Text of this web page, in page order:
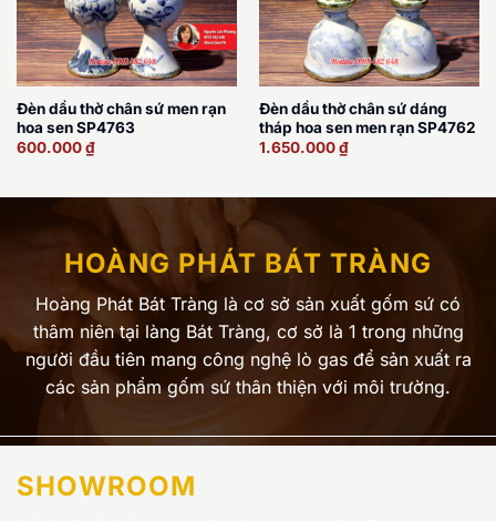
Đèn dầu thờ chân sứ men rạn
hoa sen SP4763
600.000₫
Đèn dầu thờ chân sứ dáng
tháp hoa sen men rạn SP4762
1.650.000₫
HOÀNG PHÁT BÁT TRÀNG
Hoàng Phát Bát Tràng là cơ sở sản xuất gốm sứ có
thâm niên tại làng Bát Tràng, cơ sở là 1 trong những
người đầu tiên mang công nghệ lò gas để sản xuất ra
các sản phẩm gốm sứ thân thiện với môi trường.
SHOWROOM